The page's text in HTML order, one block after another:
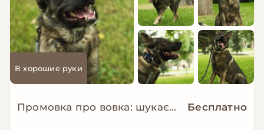
В хорошие руки
Промовка про вовка: шукаємо дім! Бесплатно